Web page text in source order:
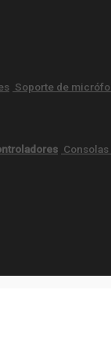
Soporte de
Consolas